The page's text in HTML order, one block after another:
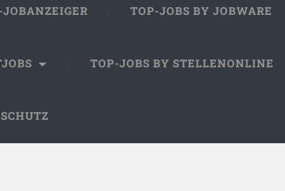
TOP-JOBS BY JOBWARE
TOP-JOBS BY STELLENONLINE